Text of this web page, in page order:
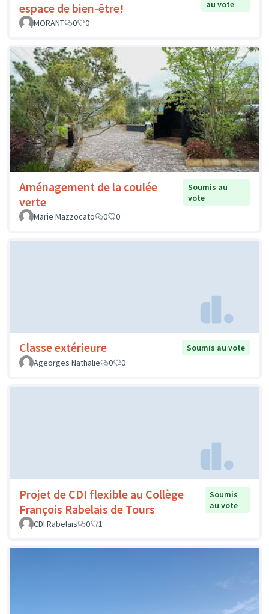
espace de bien-être!
au vote
MORANT
0 0
Aménagement de la coulée
verte
Soumis au
vote
Marie Mazzocato
0 0
Classe extérieure
Soumis au vote
Ageorges Nathalie
0 0
Projet de CDI flexible au Collège
François Rabelais de Tours
Soumis
au vote
CDI Rabelais
0 1